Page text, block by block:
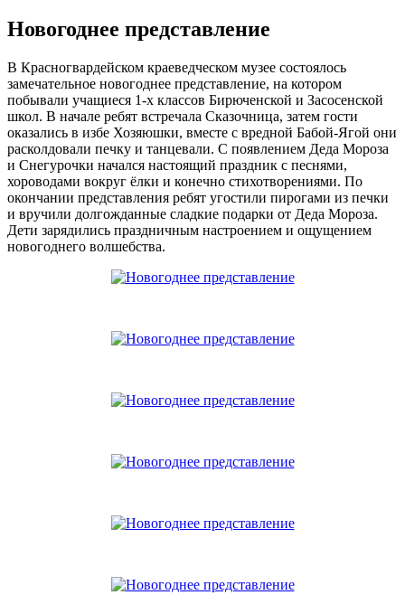
Новогоднее представление
В Красногвардейском краеведческом музее состоялось
замечательное новогоднее представление, на котором
побывали учащиеся 1-х классов Бирюченской и Засосенской
школ. В начале ребят встречала Сказочница, затем гости
оказались в избе Хозяюшки, вместе с вредной Бабой-Ягой они
расколдовали печку и танцевали. С появлением Деда Мороза
и Снегурочки начался настоящий праздник с песнями,
хороводами вокруг ёлки и конечно стихотворениями. По
окончании представления ребят угостили пирогами из печки
и вручили долгожданные сладкие подарки от Деда Мороза.
Дети зарядились праздничным настроением и ощущением
новогоднего волшебства.